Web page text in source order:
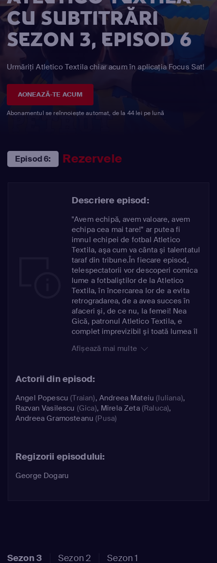
CU SUBTITRĂRI
SEZON 3, EPISOD 6
Urmăriți Atletico Textila chiar acum în aplicația Focus Sat!
AONEAZĂ-TE ACUM
Abonamentul se reînnoiește automat, de la 44 lei pe lună
Episod 6: Rezervele
Descriere episod:
"Avem echipă, avem valoare, avem
echipa cea mai tare!" ar putea fi
imnul echipei de fotbal Atletico
Textila, aşa cum va cânta şi talentatul
taraf din tribune.În fiecare episod,
telespectatorii vor descoperi comica
lume a fotbaliştilor de la Atletico
Textila, în încercarea lor de a evita
retrogradarea, de a avea succes în
afaceri şi, de ce nu, la femei! Nea
Gică, patronul Atletico Textila, e
complet imprevizibil şi toată lumea îl
Traian. Iubit de întreaga echipă,
sfaturi despre orice, dar viaţa i se
soţia patronului, preia cârmele
echipei Atletico Textila, după ce
soţul ei suferă un atac de cord. Se
bune şi abordează optimist orice
Afișează mai multe
Actorii din episod:
Angel Popescu (Traian), Andreea Mateiu (Iuliana),
Razvan Vasilescu (Gica), Mirela Zeta(Raluca),
Andreea Gramosteanu (Pusa)
Regizorii episodului:
George Dogaru
Sezon 3 Sezon 2 Sezon 1